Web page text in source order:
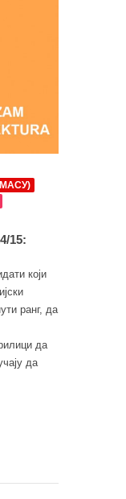
15:
који
ранг, да
да
да